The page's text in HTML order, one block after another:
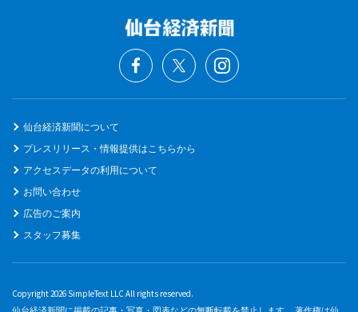
仙台経済新聞について
プレスリリース・情報提供はこちらから
アクセスデータの利用について
お問い合わせ
広告のご案内
スタッフ募集
Copyright 2026 SimpleText LLC All rights reserved.